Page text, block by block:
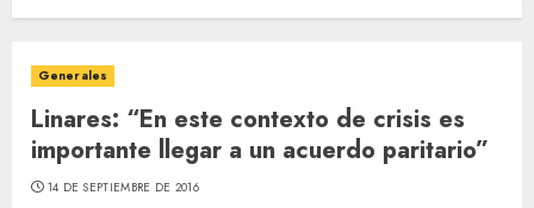
Generales
Linares: “En este contexto de crisis es
importante llegar a un acuerdo paritario”
14 DE SEPTIEMBRE DE 2016